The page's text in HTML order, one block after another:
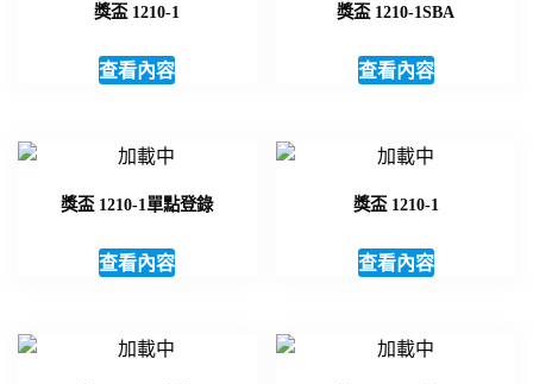
獎盃 1210-1
查看內容
獎盃 1210-1SBA
查看內容
獎盃 1210-1單點登錄
查看內容
獎盃 1210-1
查看內容